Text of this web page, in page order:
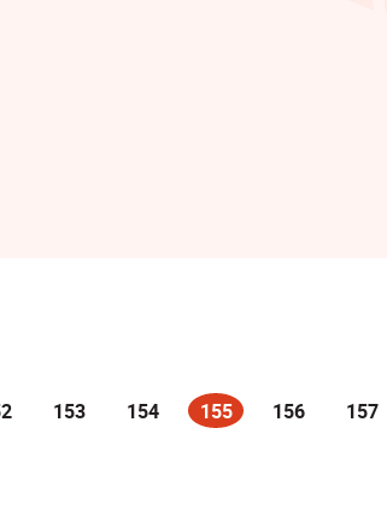
153 154 155
(current) 156 157